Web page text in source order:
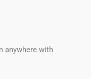
anywhere with